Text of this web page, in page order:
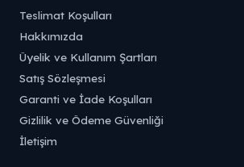
Teslimat Koşulları
Hakkımızda
Üyelik ve Kullanım Şartları
Satış Sözleşmesi
Garanti ve İade Koşulları
Gizlilik ve Ödeme Güvenliği
İletişim